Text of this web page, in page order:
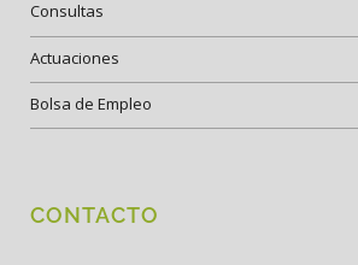
Consultas
Actuaciones
Bolsa de Empleo
CONTACTO